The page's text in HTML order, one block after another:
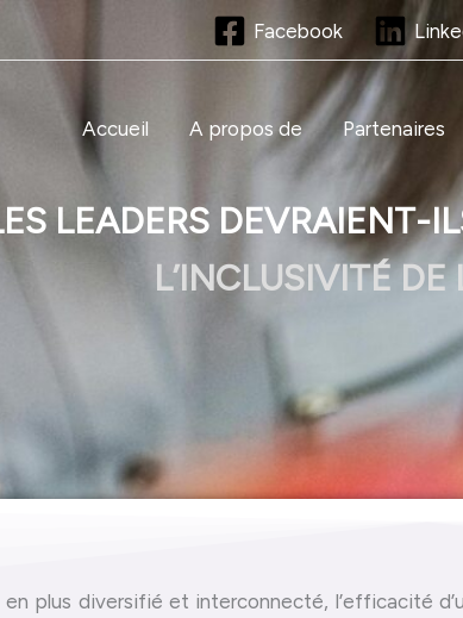
Facebook
Accueil A propos de Partenaires
LEADERS DEVRAIENT-
L’INCLUSIVITÉ DE
en plus diversifié et interconnecté, l’efficacité